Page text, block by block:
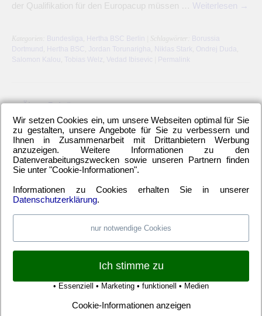
der Qualifikation für den Europacup müssen … Weiterlesen →
Kategorien: Bundesliga Hertha BSC Berlin | Schlagwörter: Borussia
Dortmund
Hertha BSC Jordan Torunarigha Niklas Stark Ondrej Duda
Salomon Kalou
Tobias Welz Vedad Ibisevic Permalink
←Ältere Beiträge
LETZTE HERTHA-ARTIKEL
Neuzugang Josip Brekalo mit Doppelpack
Hertha BSC kam unter die Räder
Hertha-Verteidigung stand offen wie ein Scheunentor
WEBSITE TIPPS
Wir setzen Cookies ein, um unsere Webseiten optimal für Sie
zu gestalten, unsere Angebote für Sie zu verbessern und
Ihnen in Zusammenarbeit mit Drittanbietern Werbung
anzuzeigen. Weitere Informationen zu den
Datenverabeitungszwecken sowie unseren Partnern finden
Sie unter "Cookie-Informationen".
Informationen zu Cookies erhalten Sie in unserer
Datenschutzerklärung.
nur notwendige Cookies
Ich stimme zu
• Essenziell • Marketing • funktionell • Medien
Cookie-Informationen anzeigen